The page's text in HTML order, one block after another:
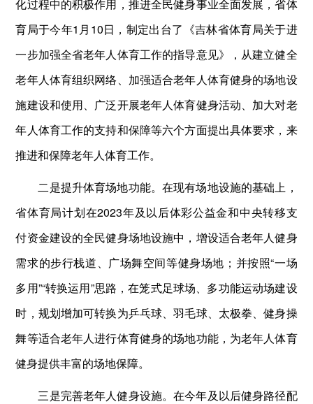
化过程中的积极作用，推进全民健身事业全面发展，省体
育局于今年1月10日，制定出台了《吉林省体育局关于进
一步加强全省老年人体育工作的指导意见》，从建立健全
老年人体育组织网络、加强适合老年人体育健身的场地设
施建设和使用、广泛开展老年人体育健身活动、加大对老
年人体育工作的支持和保障等六个方面提出具体要求，来
推进和保障老年人体育工作。
二是提升体育场地功能。在现有场地设施的基础上，
省体育局计划在2023年及以后体彩公益金和中央转移支
付资金建设的全民健身场地设施中，增设适合老年人健身
需求的步行栈道、广场舞空间等健身场地；并按照“一场
多用”“转换运用”思路，在笼式足球场、多功能运动场建设
时，规划增加可转换为乒乓球、羽毛球、太极拳、健身操
舞等适合老年人进行体育健身的场地功能，为老年人体育
健身提供丰富的场地保障。
三是完善老年人健身设施。在今年及以后健身路径配